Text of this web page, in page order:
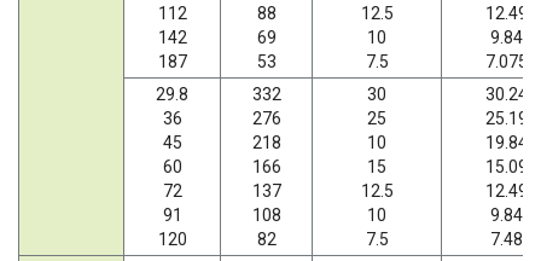
112
142
187
88
69
53
12.5
10
7.5
12.49
9.84
7.075
29.8
36
45
60
72
91
120
332
276
218
166
137
108
82
30
25
10
15
12.5
10
7.5
30.24
25.19
19.84
15.09
12.49
9.84
7.48